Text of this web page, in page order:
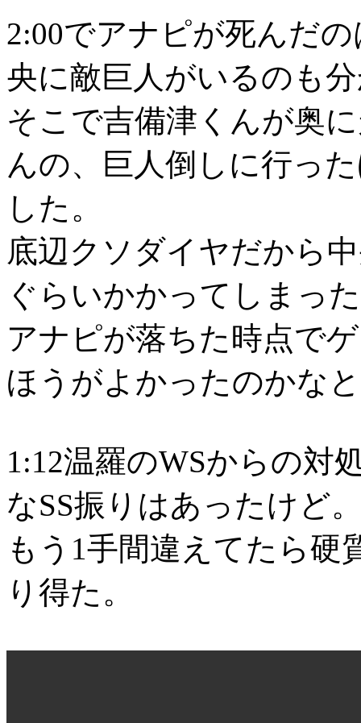
2:00でアナピが死んだ
央に敵巨人がいるのも
そこで吉備津くんが奥
んの、巨人倒しに行っ
した。
底辺クソダイヤだから
ぐらいかかってしまっ
アナピが落ちた時点で
ほうがよかったのかな
1:12温羅のWSからの対
なSS振りはあったけど
もう1手間違えてたら硬
り得た。